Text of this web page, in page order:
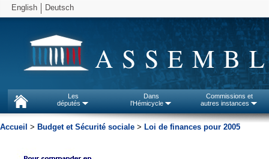
English Deutsch
Les
députés
Dans
l'Hémicycle
Commissions et
autres instances
Accueil > Budget et Sécurité sociale > Loi de finances pour 2005